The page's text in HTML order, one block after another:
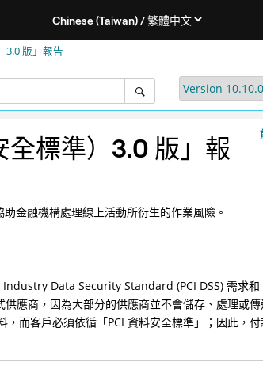
3.0 版」報告
全標準）3.0 版」報
金融機構處理線上活動所衍生的作業風險。
Industry Data Security Standard (PCI DSS) 需求和
應商，因為大部分的供應商並不會儲存、處理或
而客戶必須依循「PCI 資料安全標準」；因此，